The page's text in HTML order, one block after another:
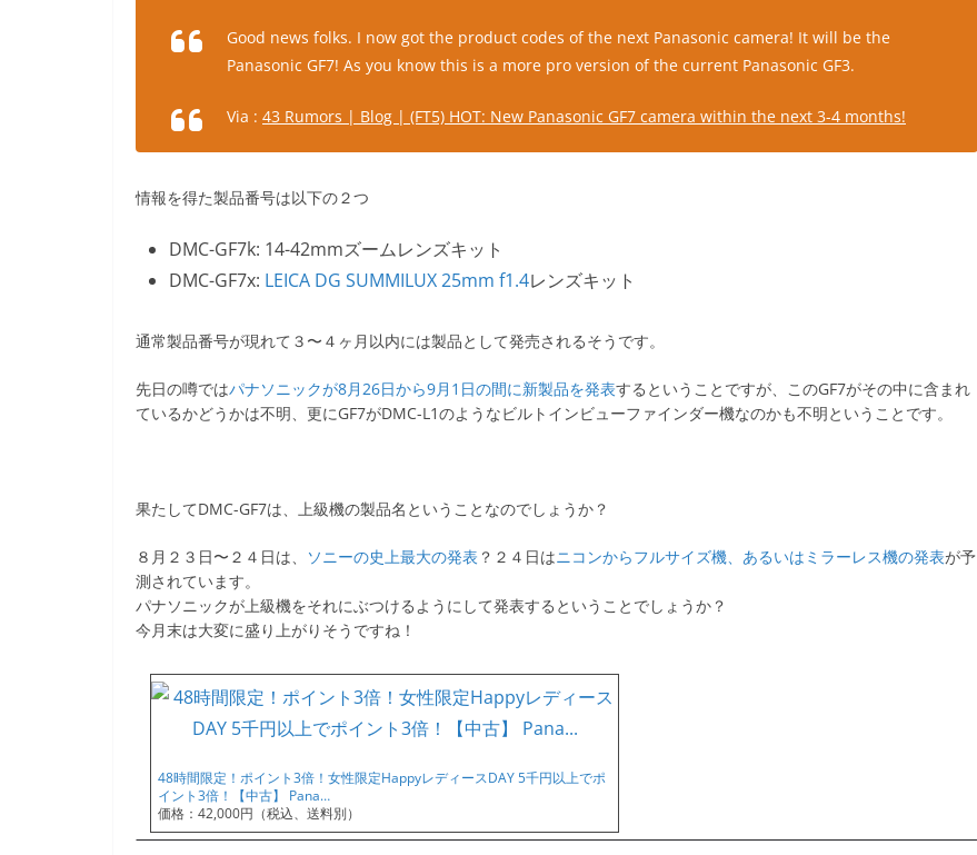
Good news folks. I now got the product codes of the next Panasonic camera! It will be the
Panasonic GF7! As you know this is a more pro version of the current Panasonic GF3.
Via : 43 Rumors | Blog | (FT5) HOT: New Panasonic GF7 camera within the next 3-4 months!
情報を得た製品番号は以下の２つ
DMC-GF7k: 14-42mmズームレンズキット
DMC-GF7x: LEICA DG SUMMILUX 25mm f1.4レンズキット
通常製品番号が現れて３〜４ヶ月以内には製品として発売されるそうです。
先日の噂ではパナソニックが8月26日から9月1日の間に新製品を発表するということですが、このGF7がその中に含まれ
ているかどうかは不明、更にGF7がDMC-L1のようなビルトインビューファインダー機なのかも不明ということです。
果たしてDMC-GF7は、上級機の製品名ということなのでしょうか？
８月２３日〜２４日は、 ソニーの史上最大の発表 ？２４日はニコンからフルサイズ機、あるいはミラーレス機の発表が予
測されています。
パナソニックが上級機をそれにぶつけるようにして発表するということでしょうか？
今月末は大変に盛り上がりそうですね！
48時間限定！ポイント3倍！女性限定HappyレディースDAY 5千円以上でポ
イント3倍！【中古】 Pana…
価格：42,000円（税込、送料別）